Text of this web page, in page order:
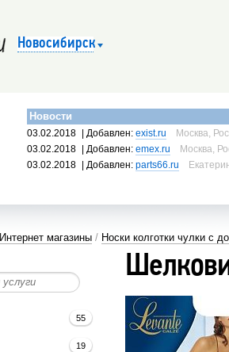
Новосибирск
Новости
03.02.2018 | Добавлен: exist.ru
Москва,
03.02.2018
| Добавлен: emex.ru
Москва,
03.02.2018
| Добавлен: parts66.ru
Интернет магазины / Носки колготки чулки с
55
19